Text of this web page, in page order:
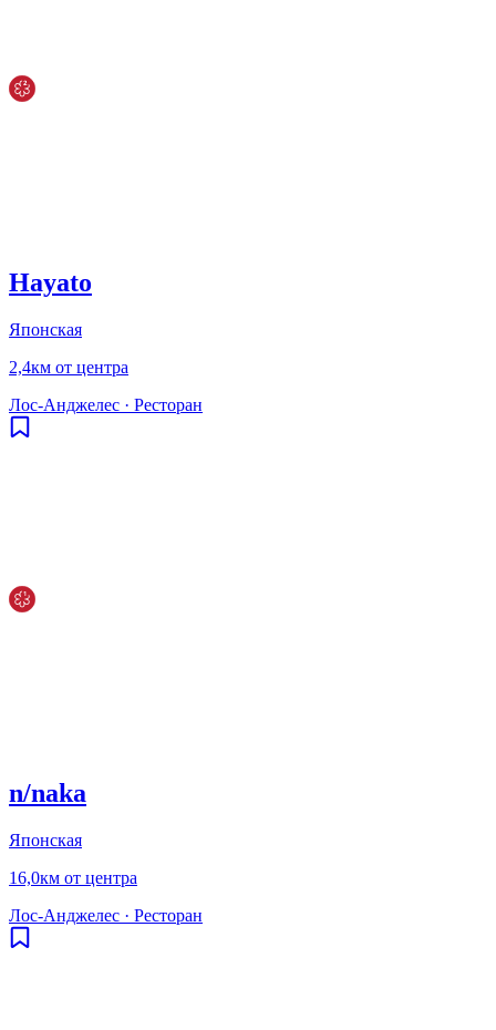
Hayato
Японская
2,4км от центра
Лос-Анджелес · Ресторан
n/naka
Японская
16,0км от центра
Лос-Анджелес · Ресторан